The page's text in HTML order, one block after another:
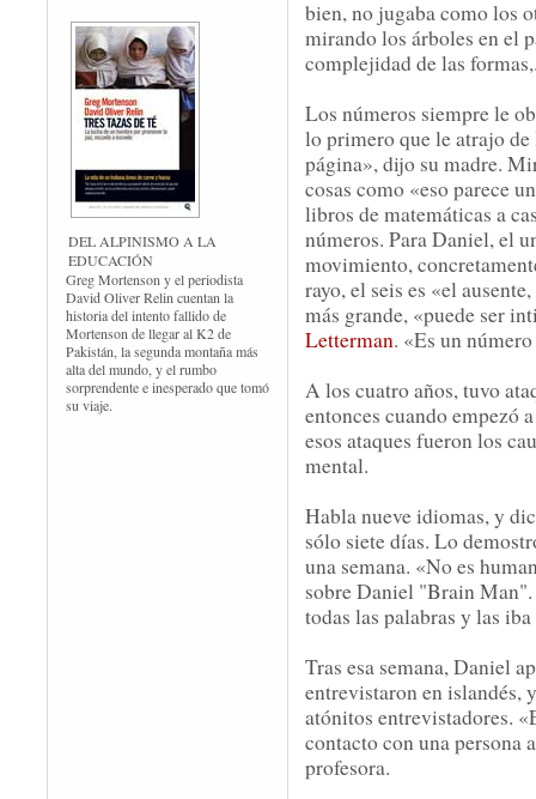
DEL ALPINISMO A LA
EDUCACIÓN
Greg Mortenson y el periodista
David Oliver Relin cuentan la
historia del intento fallido de
Mortenson de llegar al K2 de
Pakistán, la segunda montaña más
alta del mundo, y el rumbo
sorprendente e inesperado que tomó
su viaje.
bien, no jugaba como los
mirando los árboles en el
complejidad de las
Los números siempre le
lo primero que le atrajo
página», dijo su madre.
cosas como «eso parece
libros de matemáticas a
números. Para Daniel, el
movimiento,
rayo, el seis es «el
más grande, «puede ser
Letterman. «Es un
A los cuatro años, tuvo
entonces cuando empezó
esos ataques fueron los
mental.
Habla nueve idiomas, y
sólo siete días. Lo
una semana. «No es
sobre Daniel "Brain Man".
todas las palabras y las
Tras esa semana, Daniel
entrevistaron en islandés,
atónitos entrevistadores.
contacto con una persona
profesora.